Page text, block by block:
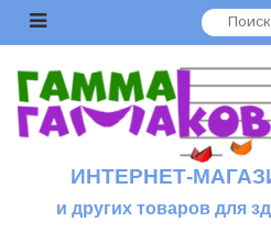
ИНТЕРНЕТ-
и других товаров для